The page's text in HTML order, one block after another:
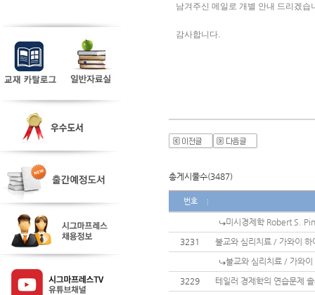
남겨주신 메일로 개별 안내 드리겠습
감사합니다.
총게시물수(3487)
번호
미시경제학 Robert S.
3231
불교와 심리치료 / 가와이 하
불교와 심리치료 / 가와
3229
테일러 경제학의 연습문제